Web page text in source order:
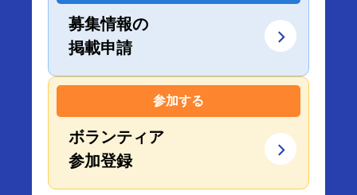
募集情報の
掲載申請
参加する
ボランティア
参加登録